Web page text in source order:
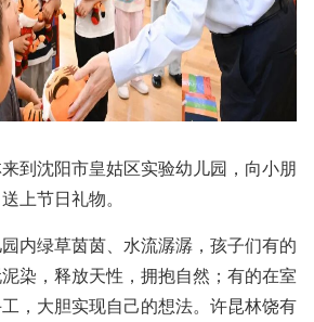
沈阳市皇姑区实验幼儿园，向小朋
上节日礼物。
绿草茵茵、‌水流潺潺，孩子们有的
染，释放天性，拥抱自然；有的在室
，大胆实现自己的想法。许昆林饶有